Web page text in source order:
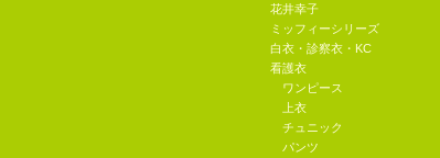
花井幸子
ミッフィーシリーズ
白衣・診察衣・KC
看護衣
ワンピース
上衣
チュニック
パンツ